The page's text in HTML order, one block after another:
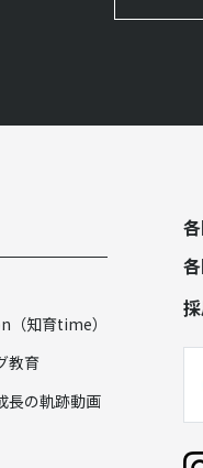
（知育time）
教育
長の軌跡動画